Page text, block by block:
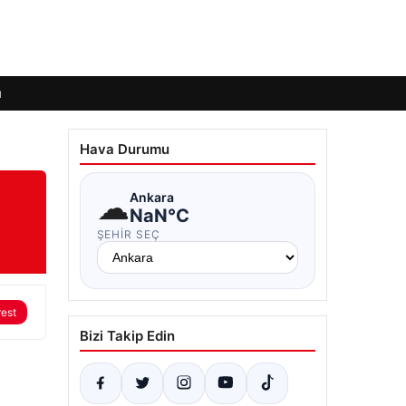
Hava Durumu
☁Ankara
NaN°C
ŞEHIR SEÇ
Bizi Takip Edin